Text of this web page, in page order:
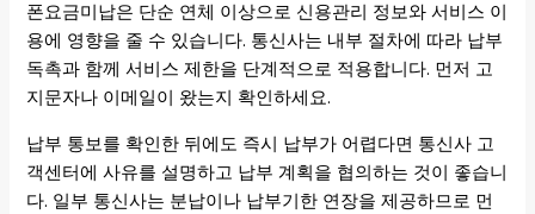
폰요금미납은 단순 연체 이상으로 신용관리 정보와 서비스 이
용에 영향을 줄 수 있습니다. 통신사는 내부 절차에 따라 납부
독촉과 함께 서비스 제한을 단계적으로 적용합니다. 먼저 고
지문자나 이메일이 왔는지 확인하세요.
납부 통보를 확인한 뒤에도 즉시 납부가 어렵다면 통신사 고
객센터에 사유를 설명하고 납부 계획을 협의하는 것이 좋습니
다. 일부 통신사는 분납이나 납부기한 연장을 제공하므로 먼